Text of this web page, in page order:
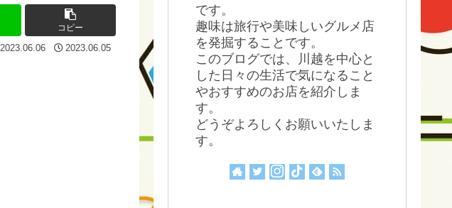
コピー
2023.06.06 2023.06.05
です。
趣味は旅行や美味しいグルメ店
を発掘することです。
このブログでは、川越を中心と
した日々の生活で気になること
やおすすめのお店を紹介しま
す。
どうぞよろしくお願いいたしま
す。